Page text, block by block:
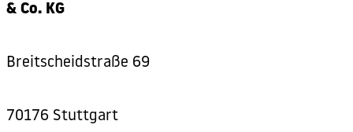
& Co. KG
Breitscheidstraße 69
70176 Stuttgart